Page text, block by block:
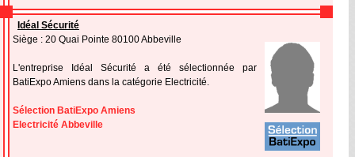
Idéal Sécurité
Siège : 20 Quai Pointe 80100 Abbeville
L'entreprise Idéal Sécurité a été sélectionnée par
BatiExpo Amiens dans la catégorie Electricité.
Sélection BatiExpo Amiens
Electricité Abbeville